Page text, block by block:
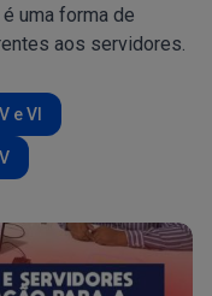
uma forma de
aos servidores.
e VI